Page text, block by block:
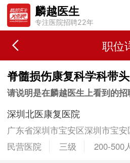
麟越医生
专注医院招聘22年
职位
脊髓损伤康复科学科带
请说明是在麟越医生上看到的招
深圳北医康复医院
民营医院
三级 200-500